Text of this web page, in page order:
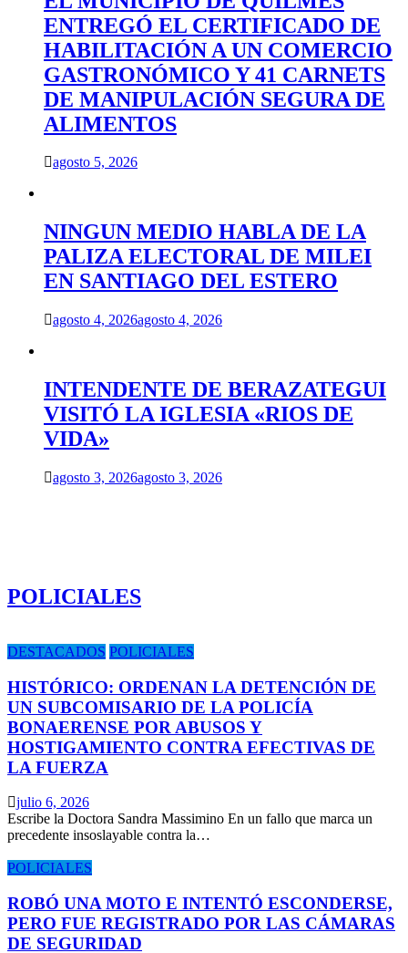
ENTREGÓ EL CERTIFICADO DE
HABILITACIÓN A UN COMERCIO
GASTRONÓMICO Y 41 CARNETS
DE MANIPULACIÓN SEGURA DE
ALIMENTOS
agosto 5, 2026
NINGUN MEDIO HABLA DE LA
PALIZA ELECTORAL DE MILEI
EN SANTIAGO DEL ESTERO
agosto 4, 2026agosto 4, 2026
INTENDENTE DE BERAZATEGUI
VISITÓ LA IGLESIA «RIOS DE
VIDA»
agosto 3, 2026agosto 3, 2026
POLICIALES
DESTACADOS POLICIALES
HISTÓRICO: ORDENAN LA DETENCIÓN DE
UN SUBCOMISARIO DE LA POLICÍA
BONAERENSE POR ABUSOS Y
HOSTIGAMIENTO CONTRA EFECTIVAS DE
LA FUERZA
julio 6, 2026
Escribe la Doctora Sandra Massimino En un fallo que marca un
precedente insoslayable contra la…
POLICIALES
ROBÓ UNA MOTO E INTENTÓ ESCONDERSE,
PERO FUE REGISTRADO POR LAS CÁMARAS
DE SEGURIDAD